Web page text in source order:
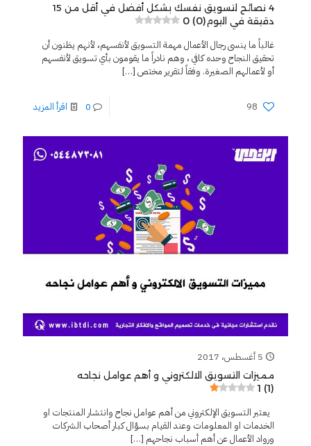
4 نصائح لتسويق نفسك بشكل أفضل في أقل من 15
دقيقة في اليوم0 (0)
غالباً ما ينسى رجال الأعمال مهمة التسويق لأنفسهم، لأنهم يظنون أن
تحقيق النجاح وحده كافي ، وهم نادراً ما يقومون بأي تسويق لأنفسهم
أو لأعمالهم الصغيرة. وفقاً لتقرير مختص […]
98
0 اقرأ المزيد
5 أغسطس، 2017
مميزات التسويق الالكتروني و أهم عوامل نجاحه
1 (1)
يعتبر التسويق الإلكتروني من أهم عوامل نجاح وانتشار المنتجات او
الخدمات او المعلومات وعند القيام بسؤال كبار أصحاب الشركات
ورواد الأعمال عن أهم أسباب نجاحهم […]